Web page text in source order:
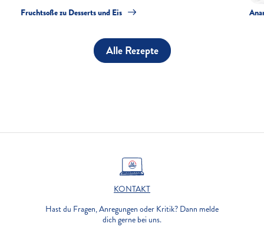
Fruchtsoße zu Desserts und Eis
Alle Rezepte
KONTAKT
Hast du Fragen, Anregungen oder Kritik? Dann melde
dich gerne bei uns.